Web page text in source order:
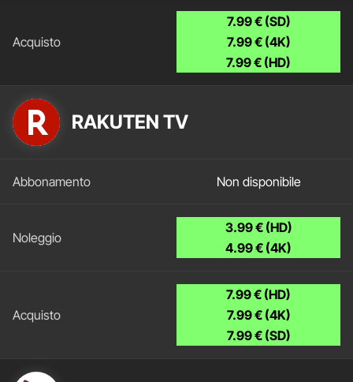
7.99 € (SD)
7.99 € (4K)
7.99 € (HD)
RAKUTEN TV
Non disponibile
3.99 € (HD)
4.99 € (4K)
7.99 € (HD)
7.99 € (4K)
7.99 € (SD)